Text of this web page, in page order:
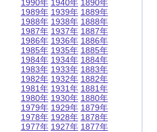
1990年
1989年
1988年
1987年
1986年
1985年
1984年
1983年
1982年
1981年
1980年
1979年
1978年
1977年
1940年
1939年
1938年
1937年
1936年
1935年
1934年
1933年
1932年
1931年
1930年
1929年
1928年
1927年
1890年
1889年
1888年
1887年
1886年
1885年
1884年
1883年
1882年
1881年
1880年
1879年
1878年
1877年